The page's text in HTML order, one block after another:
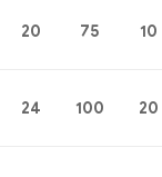
20 75 10
24 100 20